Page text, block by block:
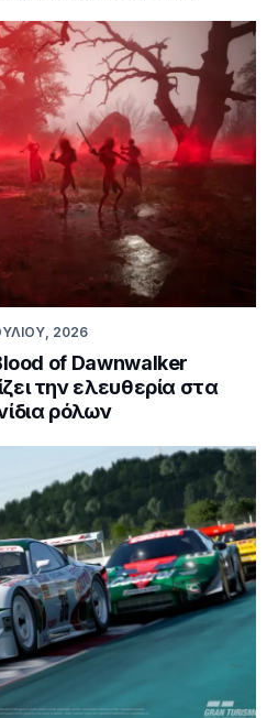
2026
of Dawnwalker
την ελευθερία στα
ρόλων